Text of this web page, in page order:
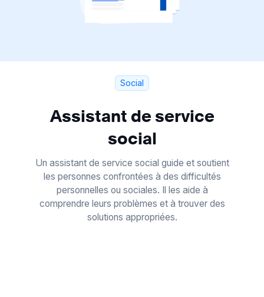
Social
Assistant de service
social
Un assistant de service social guide et soutient
les personnes confrontées à des difficultés
personnelles ou sociales. Il les aide à
comprendre leurs problèmes et à trouver des
solutions appropriées.